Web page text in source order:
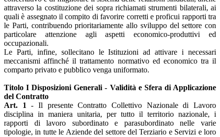
attraverso la costituzione dei sopra richiamati strumenti bilaterali, ai
quali è assegnato il compito di favorire corretti e proficui rapporti tra
le Parti, contribuendo prioritariamente allo sviluppo del settore con
particolare attenzione agli aspetti economico-produttivi ed
occupazionali.
Le Parti, infine, sollecitano le Istituzioni ad attivare i necessari
meccanismi affinché il trattamento normativo ed economico tra il
comparto privato e pubblico venga uniformato.
Titolo I Disposizioni Generali - Validità e Sfera di Applicazione
del Contratto
Art. 1- Il presente Contratto Collettivo Nazionale di Lavoro
disciplina in maniera unitaria, per tutto il territorio nazionale, i
rapporti di lavoro subordinato e parasubordinato nelle varie
tipologie, in tutte le Aziende del settore del Terziario e Servizi e loro